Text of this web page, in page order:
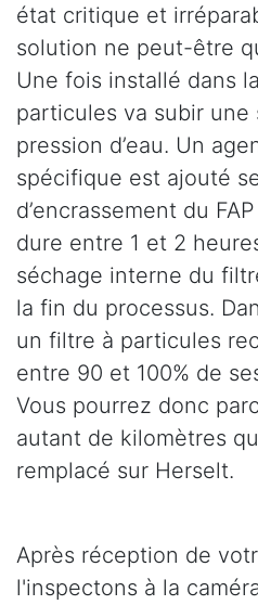
état critique et
solution ne peut-être
Une fois installé dans
particules va subir une
pression d’eau. Un
spécifique est ajouté
d’encrassement du
dure entre 1 et 2
séchage interne du
la fin du processus.
un filtre à particules
entre 90 et 100% de
Vous pourrez donc
autant de kilomètres
remplacé sur Herselt.
Après réception de
l'inspectons à la